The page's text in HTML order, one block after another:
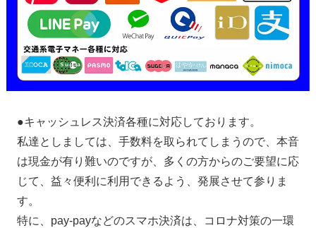
●キャッシュレス決済各種に対応しております。
私達としましては、手数料を取られてしまうので、本音
は現金が有り難いのですが、多くの方からのご要望に応
じて、益々便利に利用できるよう、発展させて参りま
す。
特に、pay-payなどのスマホ決済は、コロナ対策の一環